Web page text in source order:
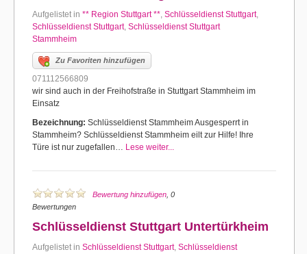
Aufgelistet in ** Region Stuttgart **, Schlüsseldienst Stuttgart,
Schlüsseldienst Stuttgart, Schlüsseldienst Stuttgart
Stammheim
Zu Favoriten hinzufügen
071112566809
wir sind auch in der Freihofstraße in Stuttgart Stammheim im
Einsatz
Bezeichnung: Schlüsseldienst Stammheim Ausgesperrt in
Stammheim? Schlüsseldienst Stammheim eilt zur Hilfe! Ihre
Türe ist nur zugefallen… Lese weiter...
Bewertung hinzufügen , 0
Bewertungen
Schlüsseldienst Stuttgart Untertürkheim
Aufgelistet in Schlüsseldienst Stuttgart, Schlüsseldienst